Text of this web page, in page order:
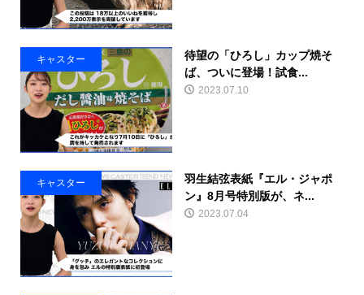
キャスター
待望の「ひろし」カップ焼そ
ば、ついに登場！試食...
2023.07.10
キャスター
羽生結弦表紙『エル・ジャポ
ン』8月号特別版が、ネ...
2023.07.04